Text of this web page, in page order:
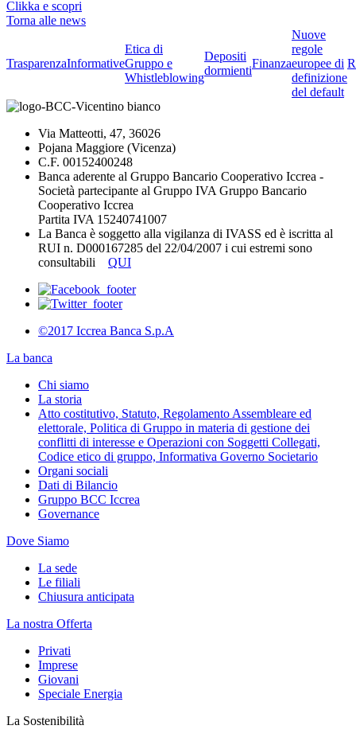
Clikka e scopri
Torna alle news
TrasparenzaInformative
Etica di
Gruppo e
Whistleblowing
Depositi
dormienti
Finanza
Nuove
regole
europee di
definizione
del default
Via Matteotti, 47, 36026
Pojana Maggiore (Vicenza)
C.F. 00152400248
Banca aderente al Gruppo Bancario Cooperativo Iccrea -
Società partecipante al Gruppo IVA Gruppo Bancario
Cooperativo Iccrea
Partita IVA 15240741007
La Banca è soggetto alla vigilanza di IVASS ed è iscritta al
RUI n. D000167285 del 22/04/2007 i cui estremi sono
consultabili QUI
©2017 Iccrea Banca S.p.A
La banca
Chi siamo
La storia
Atto costitutivo, Statuto, Regolamento Assembleare ed
elettorale, Politica di Gruppo in materia di gestione dei
conflitti di interesse e Operazioni con Soggetti Collegati,
Codice etico di gruppo, Informativa Governo Societario
Organi sociali
Dati di Bilancio
Gruppo BCC Iccrea
Governance
Dove Siamo
La sede
Le filiali
Chiusura anticipata
La nostra Offerta
Privati
Imprese
Giovani
Speciale Energia
La Sostenibilità